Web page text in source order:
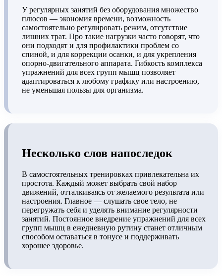
У регулярных занятий без оборудования множество
плюсов — экономия времени, возможность
самостоятельно регулировать режим, отсутствие
лишних трат. Про такие нагрузки часто говорят, что
они подходят и для профилактики проблем со
спиной, и для коррекции осанки, и для укрепления
опорно-двигательного аппарата. Гибкость комплекса
упражнений для всех групп мышц позволяет
адаптироваться к любому графику или настроению,
не уменьшая пользы для организма.
Несколько слов напоследок
В самостоятельных тренировках привлекательна их
простота. Каждый может выбрать свой набор
движений, отталкиваясь от желаемого результата или
настроения. Главное — слушать свое тело, не
перегружать себя и уделять внимание регулярности
занятий. Постоянное внедрение упражнений для всех
групп мышц в ежедневную рутину станет отличным
способом оставаться в тонусе и поддерживать
хорошее здоровье.